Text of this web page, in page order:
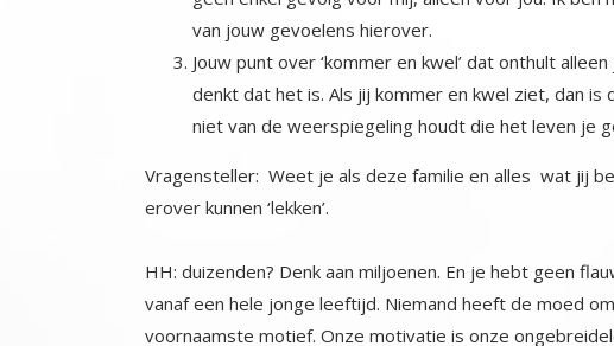
van jouw gevoelens hierover.
Jouw punt over ‘kommer en kwel’ dat onthult
denkt dat het is. Als jij kommer en kwel ziet, dan
niet van de weerspiegeling houdt die het leven je
Vragensteller: Weet je als deze familie en alles wat jij
erover kunnen ‘lekken’.
HH: duizenden? Denk aan miljoenen. En je hebt geen
vanaf een hele jonge leeftijd. Niemand heeft de moed
voornaamste motief. Onze motivatie is onze